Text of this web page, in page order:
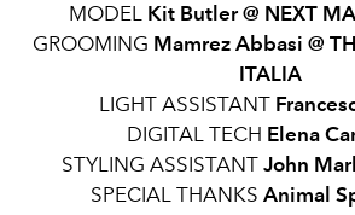
MODEL Kit Butler @ NEXT
GROOMING Mamrez Abbasi @
ITALIA
LIGHT ASSISTANT
DIGITAL TECH Elena
STYLING ASSISTANT John
SPECIAL THANKS Animal